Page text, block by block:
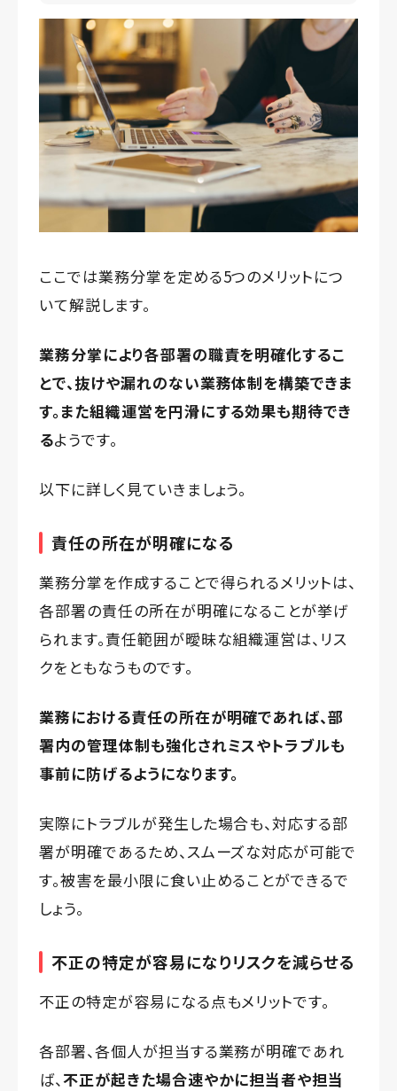
ここでは業務分掌を定める5つのメリットにつ
いて解説します。
業務分掌により各部署の職責を明確化するこ
とで、抜けや漏れのない業務体制を構築できま
す。また組織運営を円滑にする効果も期待でき
るようです。
以下に詳しく見ていきましょう。
責任の所在が明確になる
業務分掌を作成することで得られるメリットは、
各部署の責任の所在が明確になることが挙げ
られます。責任範囲が曖昧な組織運営は、リス
クをともなうものです。
業務における責任の所在が明確であれば、部
署内の管理体制も強化されミスやトラブルも
事前に防げるようになります。
実際にトラブルが発生した場合も、対応する部
署が明確であるため、スムーズな対応が可能で
す。被害を最小限に食い止めることができるで
しょう。
不正の特定が容易になりリスクを減らせる
不正の特定が容易になる点もメリットです。
各部署、各個人が担当する業務が明確であれ
ば、不正が起きた場合速やかに担当者や担当